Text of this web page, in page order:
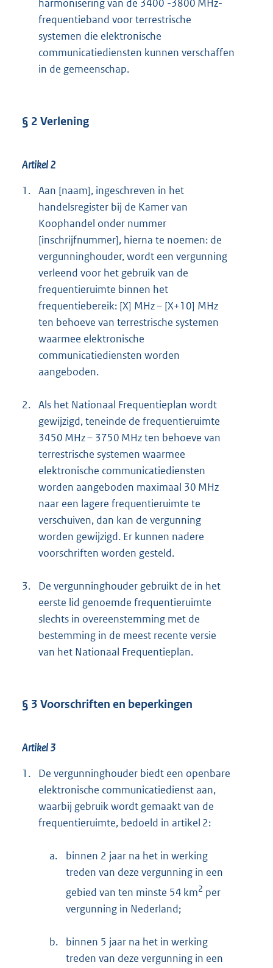
harmonisering van de 3400 -3800 MHz-
frequentieband voor terrestrische
systemen die elektronische
communicatiediensten kunnen verschaffen
in de gemeenschap.
§ 2 Verlening
Artikel 2
1. Aan [naam], ingeschreven in het
handelsregister bij de Kamer van
Koophandel onder nummer
[inschrijfnummer], hierna te noemen: de
vergunninghouder, wordt een vergunning
verleend voor het gebruik van de
frequentieruimte binnen het
frequentiebereik: [X] MHz – [X+10] MHz
ten behoeve van terrestrische systemen
waarmee elektronische
communicatiediensten worden
aangeboden.
2. Als het Nationaal Frequentieplan wordt
gewijzigd, teneinde de frequentieruimte
3450 MHz – 3750 MHz ten behoeve van
terrestrische systemen waarmee
elektronische communicatiediensten
worden aangeboden maximaal 30 MHz
naar een lagere frequentieruimte te
verschuiven, dan kan de vergunning
worden gewijzigd. Er kunnen nadere
voorschriften worden gesteld.
3.
De vergunninghouder gebruikt de in het
eerste lid genoemde frequentieruimte
slechts in overeenstemming met de
bestemming in de meest recente versie
van het Nationaal Frequentieplan.
§ 3 Voorschriften en beperkingen
Artikel 3
1.
De vergunninghouder biedt een openbare
elektronische communicatiedienst aan,
waarbij gebruik wordt gemaakt van de
frequentieruimte, bedoeld in artikel 2:
a.
binnen 2 jaar na het in werking
treden van deze vergunning in een
gebied van ten minste 54 km2 per
vergunning in Nederland;
b.
binnen 5 jaar na het in werking
treden van deze vergunning in een